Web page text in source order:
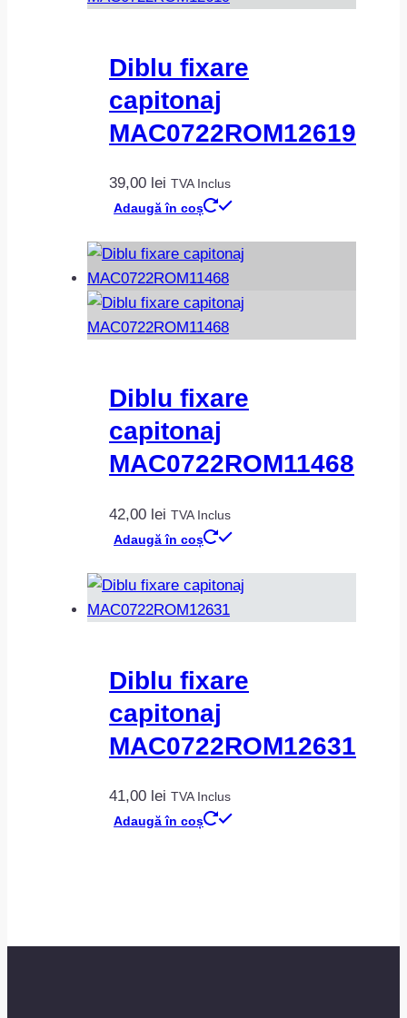
Diblu fixare
capitonaj
MAC0722ROM12619
39,00 lei TVA Inclus
Adaugă în coș
Diblu fixare
capitonaj
MAC0722ROM11468
42,00 lei TVA Inclus
Adaugă în coș
Diblu fixare
capitonaj
MAC0722ROM12631
41,00 lei TVA Inclus
Adaugă în coș